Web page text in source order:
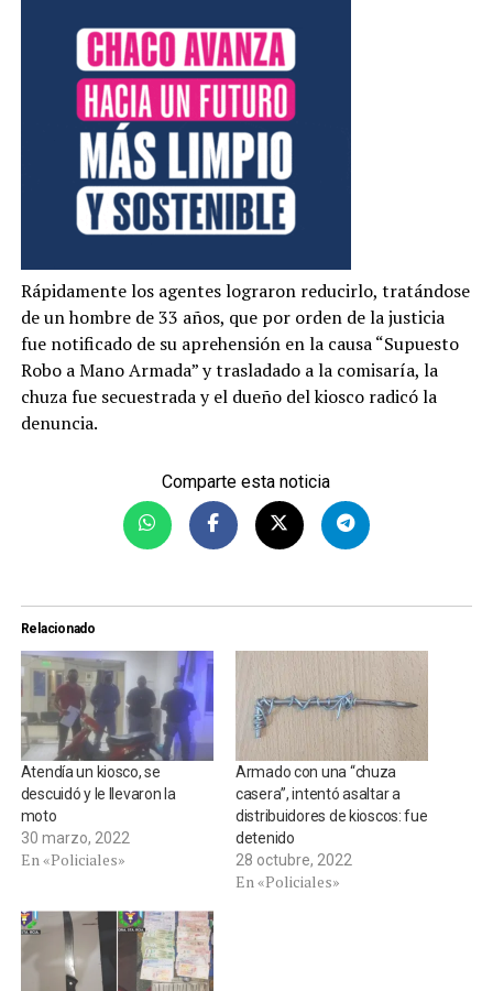
Rápidamente los agentes lograron reducirlo, tratándose
de un hombre de 33 años, que por orden de la justicia
fue notificado de su aprehensión en la causa “Supuesto
Robo a Mano Armada” y trasladado a la comisaría, la
chuza fue secuestrada y el dueño del kiosco radicó la
denuncia.
Comparte esta noticia
Relacionado
Atendía un kiosco, se
descuidó y le llevaron la
moto
30 marzo, 2022
En «Policiales»
Armado con una “chuza
casera”, intentó asaltar a
distribuidores de kioscos: fue
detenido
28 octubre, 2022
En «Policiales»